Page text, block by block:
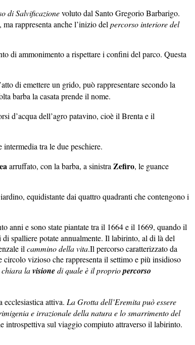
di Salvificazionevoluto dal Santo Gregorio Barbarigo.
rappresenta anche l’inizio delpercorso interiore del
di ammonimento a rispettare i confini del parco. Questa
di emettere un grido, può rappresentare secondo la
barba la casata prende il nome.
d’acqua dell’agro patavino, cioè il Brenta e il
tra le due peschiere.
arruffato, con la barba, a sinistraZefiro, le guance
equidistante dai quattro quadranti che contengono i
anni e sono state piantate tra il 1664 e il 1669, quando il
spalliere potate annualmente. Il labirinto, al di là del
ilcammino della vita.Il percorso caratterizzato da
circolo vizioso che rappresenta il settimo e più insidioso
chiara lavisionedi quale è il propriopercorso
attiva. La Grotta dell’Eremita può essere
e irrazionale della natura e lo smarrimento del
introspettiva sul viaggio compiuto attraverso il labirinto.